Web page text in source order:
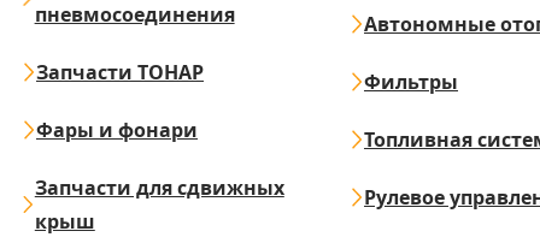
пневмосоединения
Запчасти ТОНАР
Фары и фонари
Запчасти для сдвижных
крыш
Автономные
Фильтры
Топливная
Рулевое